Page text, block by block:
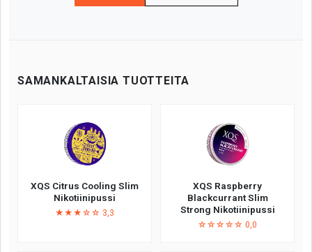
SAMANKALTAISIA TUOTTEITA
XQS Citrus Cooling Slim
Nikotiinipussi
★★★☆☆ 3,3
XQS Raspberry
Blackcurrant Slim
Strong Nikotiinipussi
☆☆☆☆☆ 0,0